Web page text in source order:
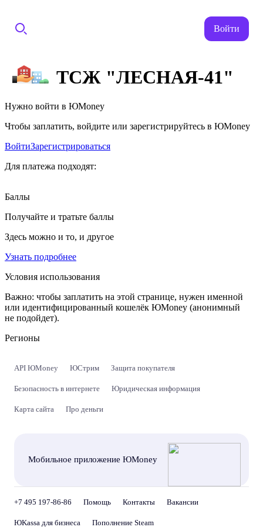
Войти
ТСЖ "ЛЕСНАЯ-41"
Нужно войти в ЮMoney
Чтобы заплатить, войдите или зарегистрируйтесь в ЮMoney
ВойтиЗарегистрироваться
Для платежа подходят:
Баллы
Получайте и тратьте баллы
Здесь можно и то, и другое
Узнать подробнее
Условия использования
Важно: чтобы заплатить на этой странице, нужен именной
или идентифицированный кошелёк ЮMoney (анонимный
не подойдет).
Регионы
API ЮMoney ЮСтрим Защита покупателя
Безопасность в интернете Юридическая информация
Карта сайта Про деньги
Мобильное приложение ЮMoney
+7 495 197-86-86 Помощь Контакты Вакансии
ЮKassa для бизнеса Пополнение Steam